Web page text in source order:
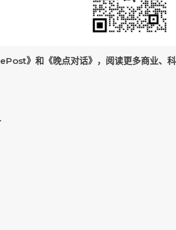
》和《晚点对话》，阅读更多商业、科